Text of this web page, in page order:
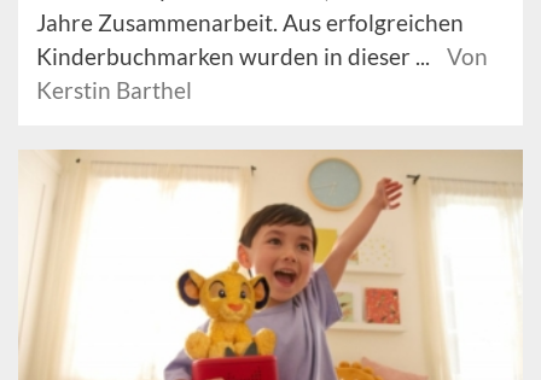
Jahre Zusammenarbeit. Aus erfolgreichen
Kinderbuchmarken wurden in dieser ...
Von
Kerstin Barthel